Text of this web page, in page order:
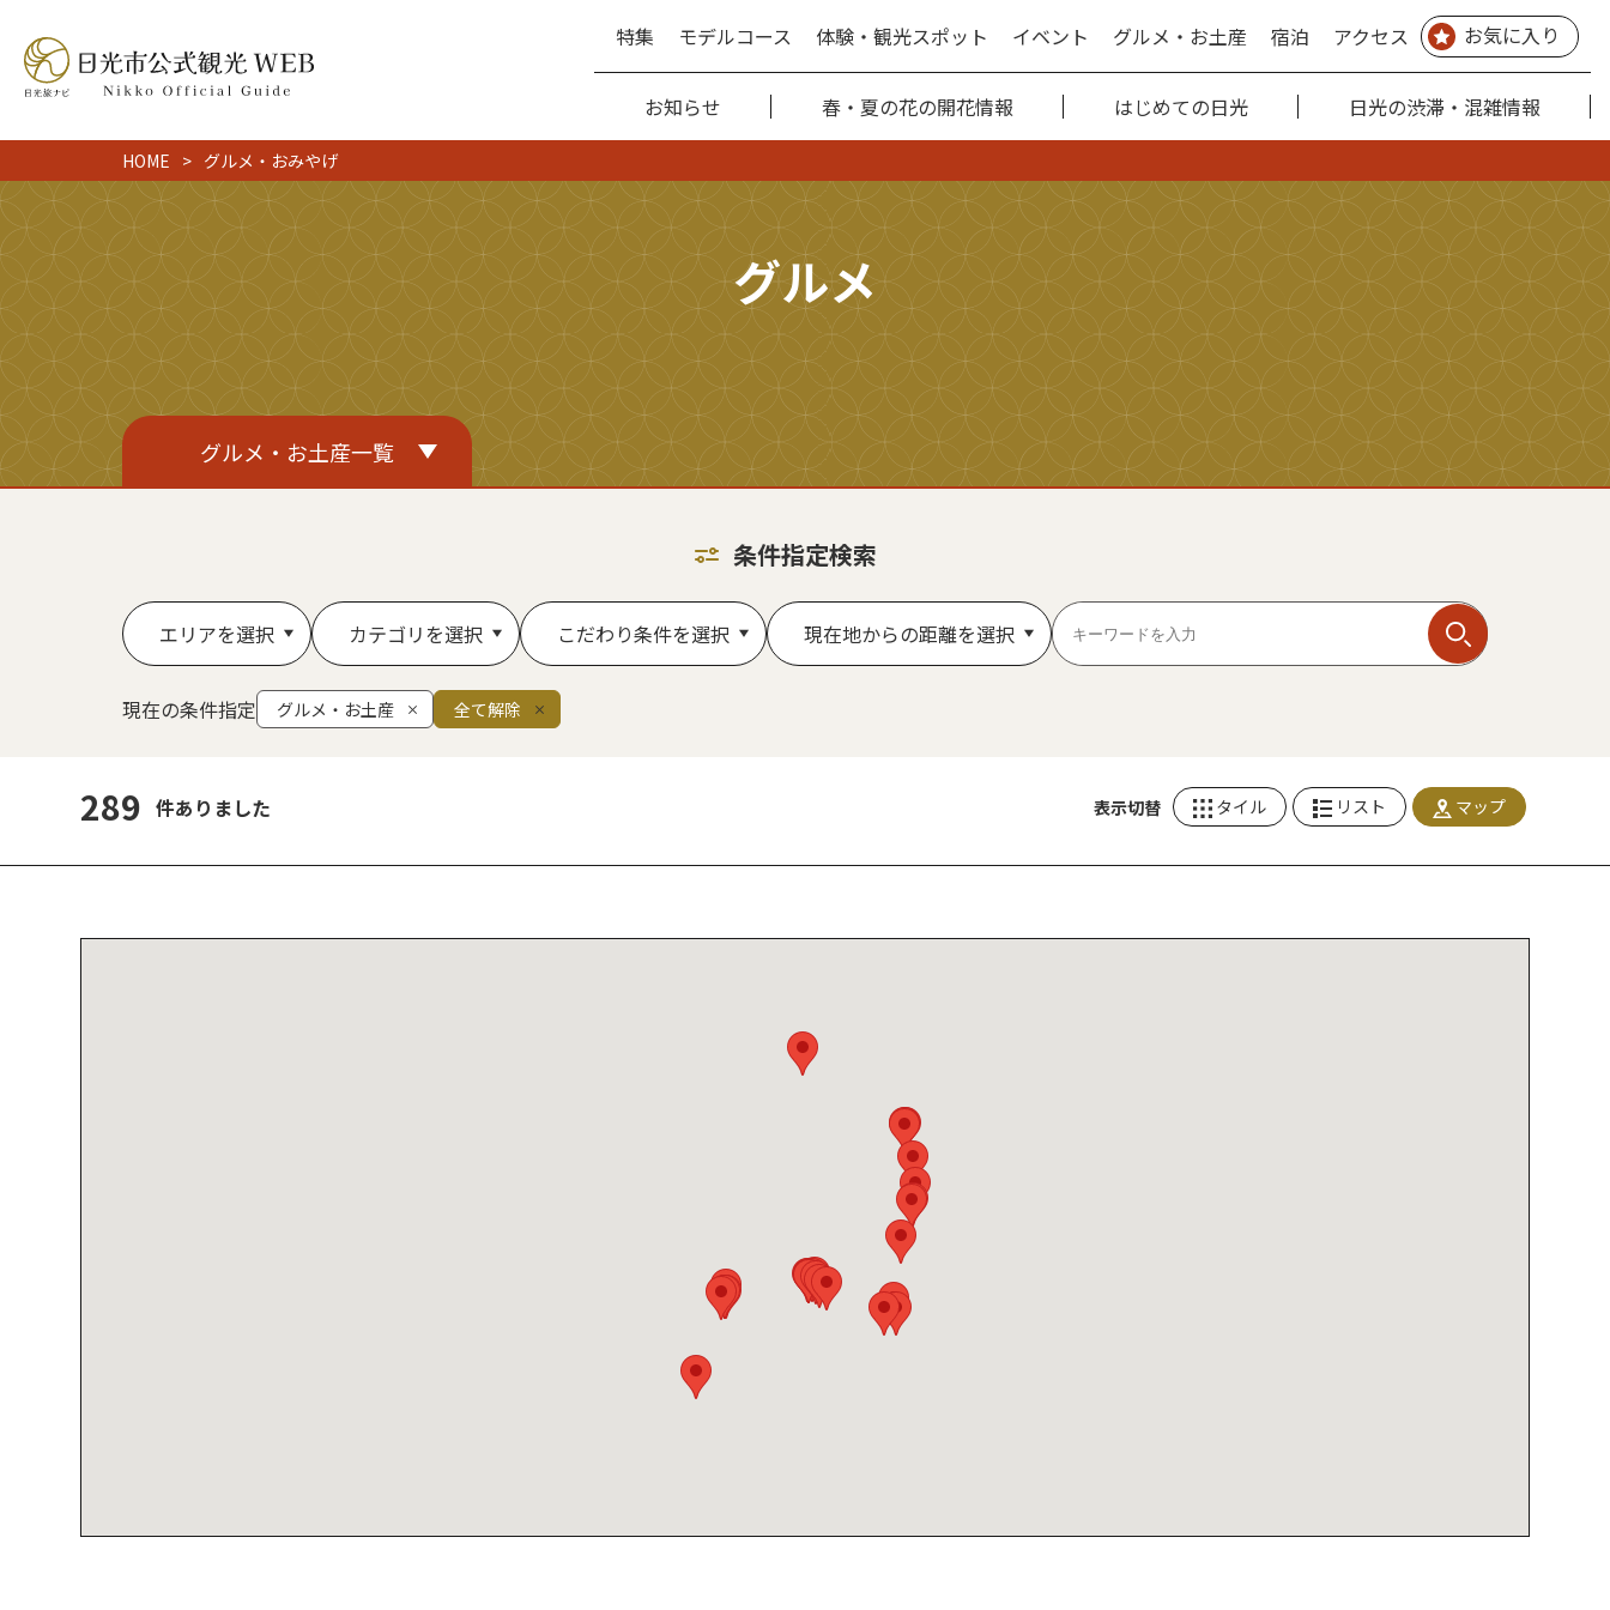
特集 モデルコース 体験・観光スポット イベント グルメ・お土産 宿泊 アクセス お気に入り
お知らせ 春・夏の花の開花情報 はじめての日光 日光の渋滞・混雑情報
HOME グルメ・おみやげ
グルメ
グルメ・お土産一覧
条件指定検索
エリアを選択 カテゴリを選択 こだわり条件を選択 現在地からの距離を選択
現在の条件指定 グルメ・お土産 全て解除
289 件ありました 表示切替 タイル リスト マップ